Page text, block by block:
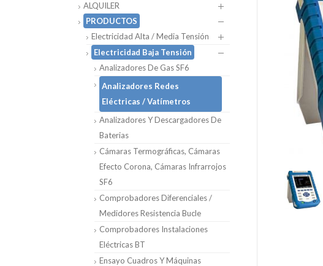
ALQUILER
PRODUCTOS
Electricidad Alta / Media Tensión
Electricidad Baja Tensión
Analizadores De Gas SF6
Analizadores Redes
Eléctricas / Vatímetros
Analizadores Y Descargadores De
Baterias
Cámaras Termográficas, Cámaras
Efecto Corona, Cámaras Infrarrojos
SF6
Comprobadores Diferenciales /
Medidores Resistencia Bucle
Comprobadores Instalaciones
Eléctricas BT
Ensayo Cuadros Y Máquinas